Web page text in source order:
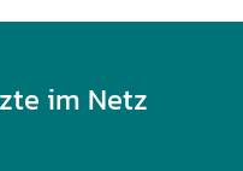
im Netz